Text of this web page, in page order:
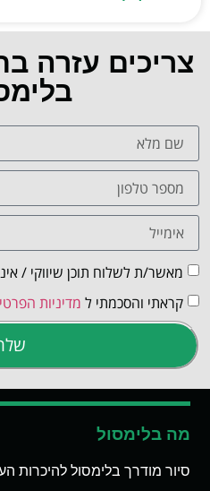
צריכים עזרה
מאשר/ת לשלוח תוכן שיווקי /
קראתי והסכמתי ל מדיניות
מה בלימסול
סיור מודרך בלימסול להיכרות